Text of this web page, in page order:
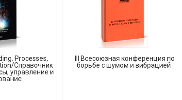
Processes,
Справочник
управление и
III Всесоюзная конференция по
борьбе с шумом и вибрацией